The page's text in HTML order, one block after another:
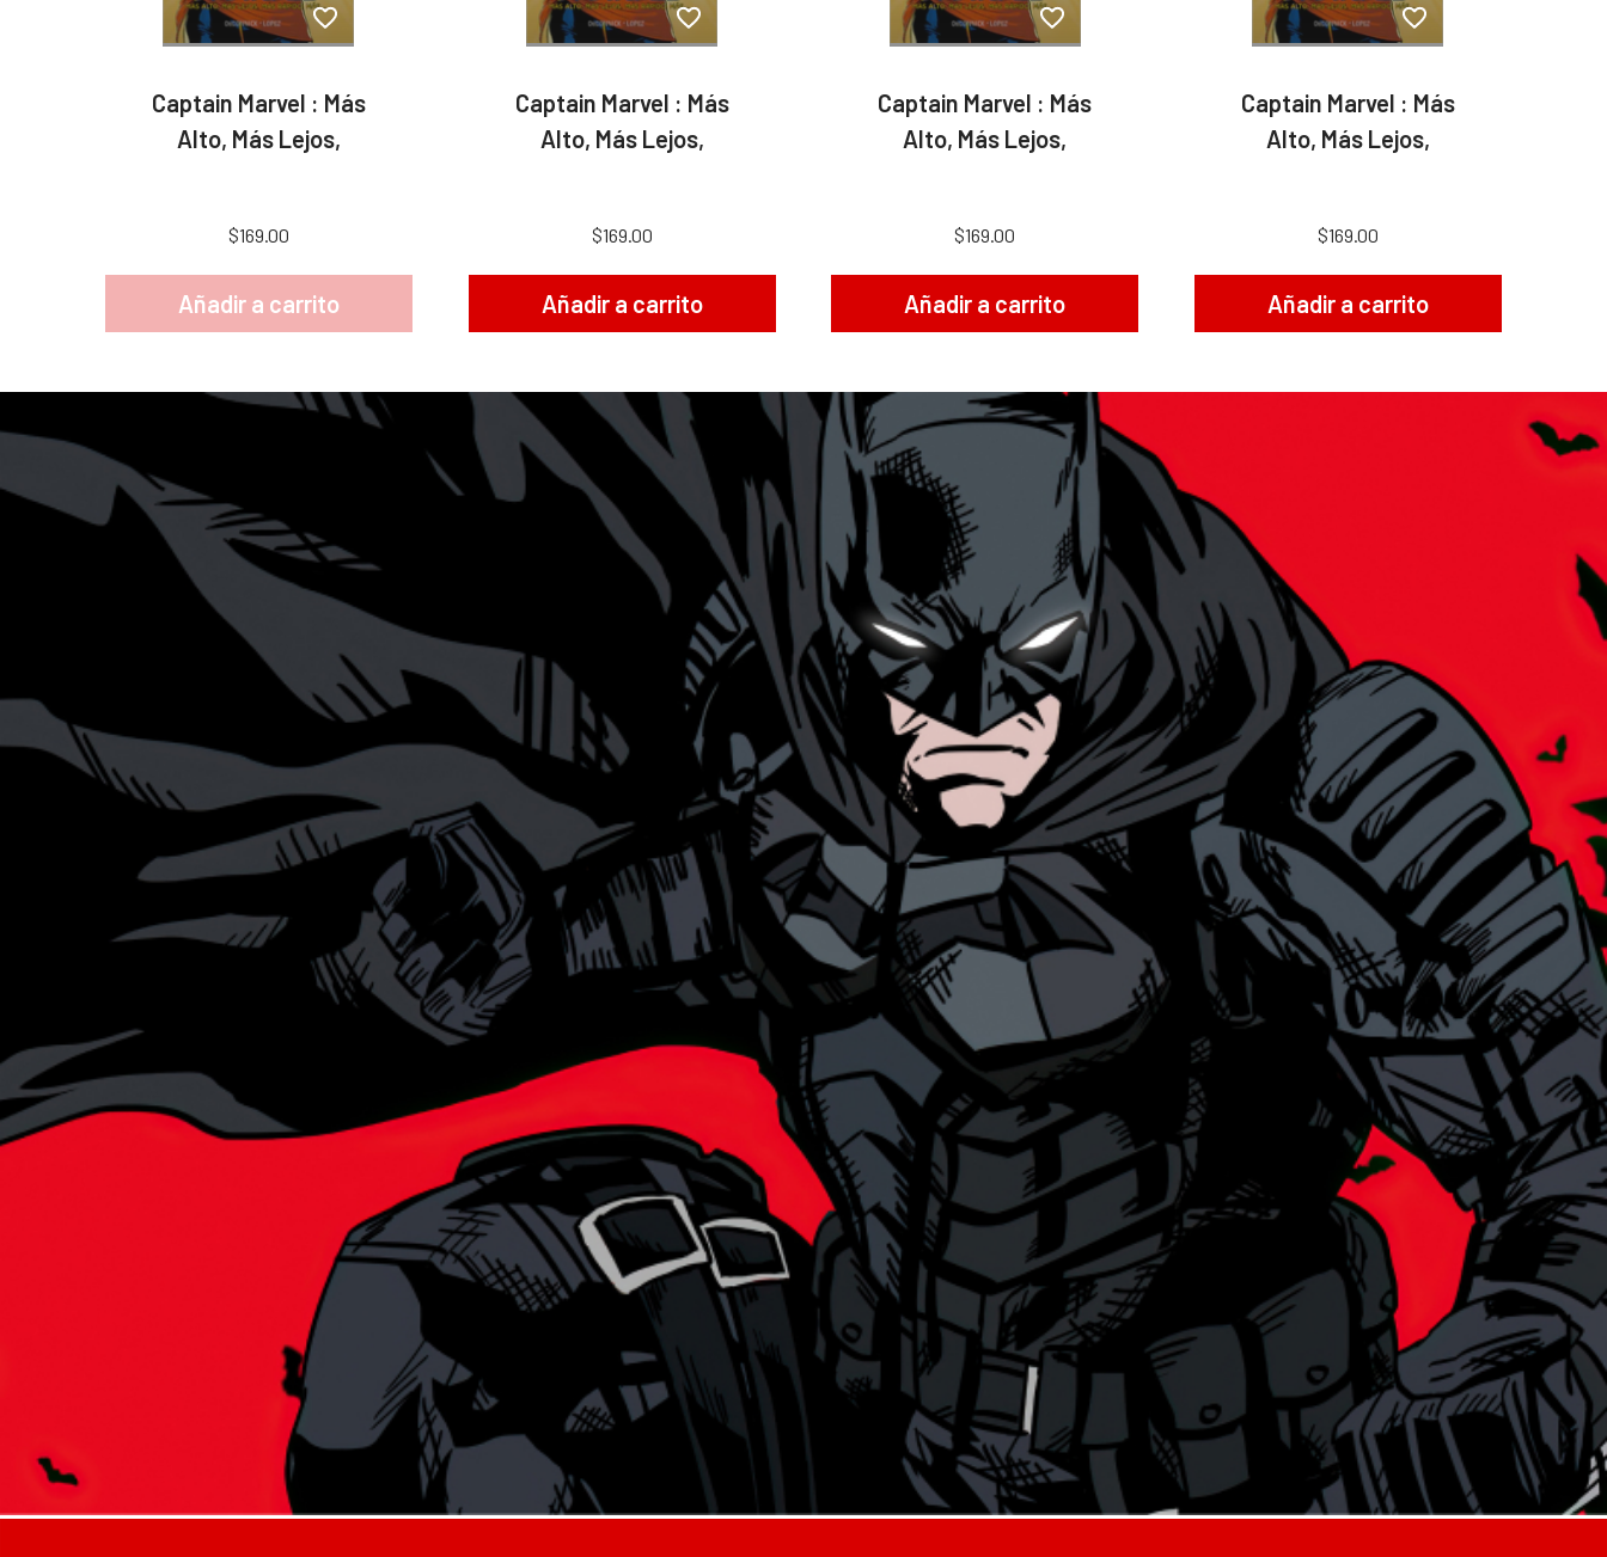
Captain Marvel : Más
Alto, Más Lejos,
$169.00
Añadir a carrito
Captain Marvel : Más
Alto, Más Lejos,
$169.00
Añadir a carrito
Captain Marvel : Más
Alto, Más Lejos,
$169.00
Añadir a carrito
Captain Marvel : Más
Alto, Más Lejos,
$169.00
Añadir a carrito